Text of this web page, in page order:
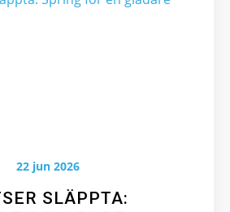
SLÄPPTA:
22 jun 2026